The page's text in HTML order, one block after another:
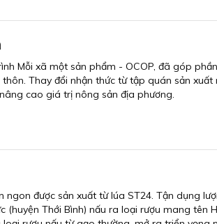
Mỗi xã một sản phẩm - OCOP, đã góp
Thay đổi nhận thức từ tập quán sản xuất
cao giá trị nông sản địa phương.
ngon được sản xuất từ lúa ST24. Tận dụng
(huyện Thới Bình) nấu ra loại rượu mang tên